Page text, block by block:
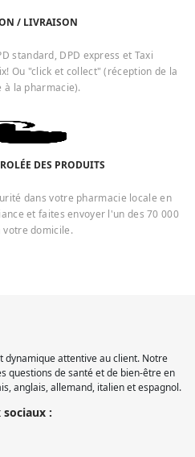
/ LIVRAISON
standard, DPD express et Taxi
Ou "click et collect" (réception de la
à la pharmacie).
DES PRODUITS
dans votre pharmacie locale en
et faites envoyer l'un des 70 000
votre domicile.
dynamique attentive au client. Notre
questions de santé et de bien-être en
anglais, allemand, italien et espagnol.
sociaux :